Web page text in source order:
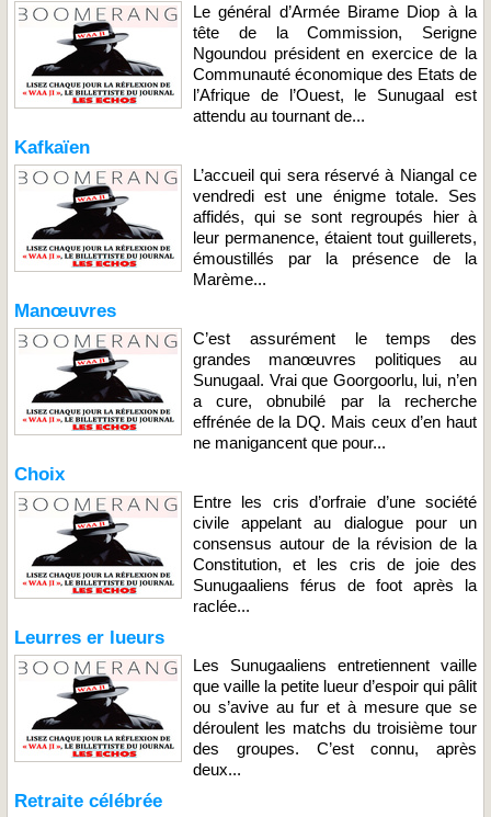
Le général d’Armée Birame Diop à la
tête de la Commission, Serigne
Ngoundou président en exercice de la
Communauté économique des Etats de
l’Afrique de l’Ouest, le Sunugaal est
attendu au tournant de...
Kafkaïen
L’accueil qui sera réservé à Niangal ce
vendredi est une énigme totale. Ses
affidés, qui se sont regroupés hier à
leur permanence, étaient tout guillerets,
émoustillés par la présence de la
Marème...
Manœuvres
C’est assurément le temps des
grandes manœuvres politiques au
Sunugaal. Vrai que Goorgoorlu, lui, n’en
a cure, obnubilé par la recherche
effrénée de la DQ. Mais ceux d’en haut
ne manigancent que pour...
Choix
Entre les cris d’orfraie d’une société
civile appelant au dialogue pour un
consensus autour de la révision de la
Constitution, et les cris de joie des
Sunugaaliens férus de foot après la
raclée...
Leurres er lueurs
Les Sunugaaliens entretiennent vaille
que vaille la petite lueur d’espoir qui pâlit
ou s’avive au fur et à mesure que se
déroulent les matchs du troisième tour
des groupes. C’est connu, après
deux...
Retraite célébrée